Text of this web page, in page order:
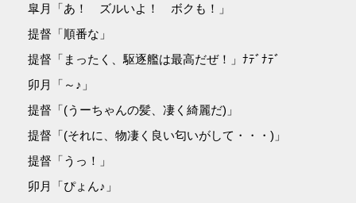
皐月「あ！ ズルいよ！ ボクも！」
提督「順番な」
提督「まったく、駆逐艦は最高だぜ！」ﾅﾃﾞﾅﾃﾞ
卯月「～♪」
提督「(うーちゃんの髪、凄く綺麗だ)」
提督「(それに、物凄く良い匂いがして・・・)」
提督「うっ！」
卯月「ぴょん♪」